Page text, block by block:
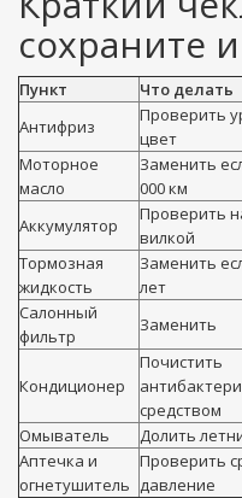
сохраните
Пункт Что делать
Антифриз
Проверить
цвет
Моторное
масло
Заменить
000 км
Аккумулятор
Проверить
вилкой
Тормозная
жидкость
Заменить
лет
Салонный
фильтр
Заменить
Кондиционер
Почистить
средством
Омыватель Долить
Аптечка и
огнетушитель
Проверить
давление